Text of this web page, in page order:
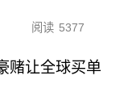
阅读 5377
赌让全球买单